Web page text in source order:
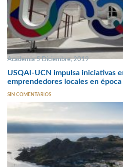
Academia 5 Diciembre, 2019
USQAI-UCN impulsa iniciativas
emprendedores locales en
SIN COMENTARIOS